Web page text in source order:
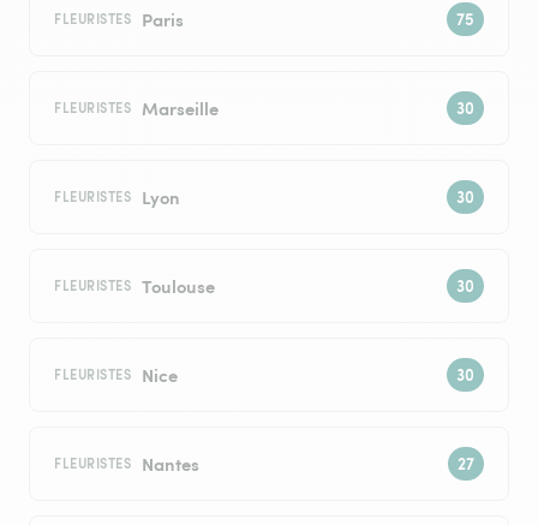
FLEURISTES Paris
FLEURISTES Marseille
FLEURISTES Lyon
FLEURISTES Toulouse
FLEURISTES Nice
FLEURISTES Nantes